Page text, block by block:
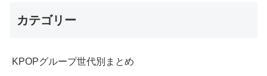
カテゴリー
KPOPグループ世代別まとめ